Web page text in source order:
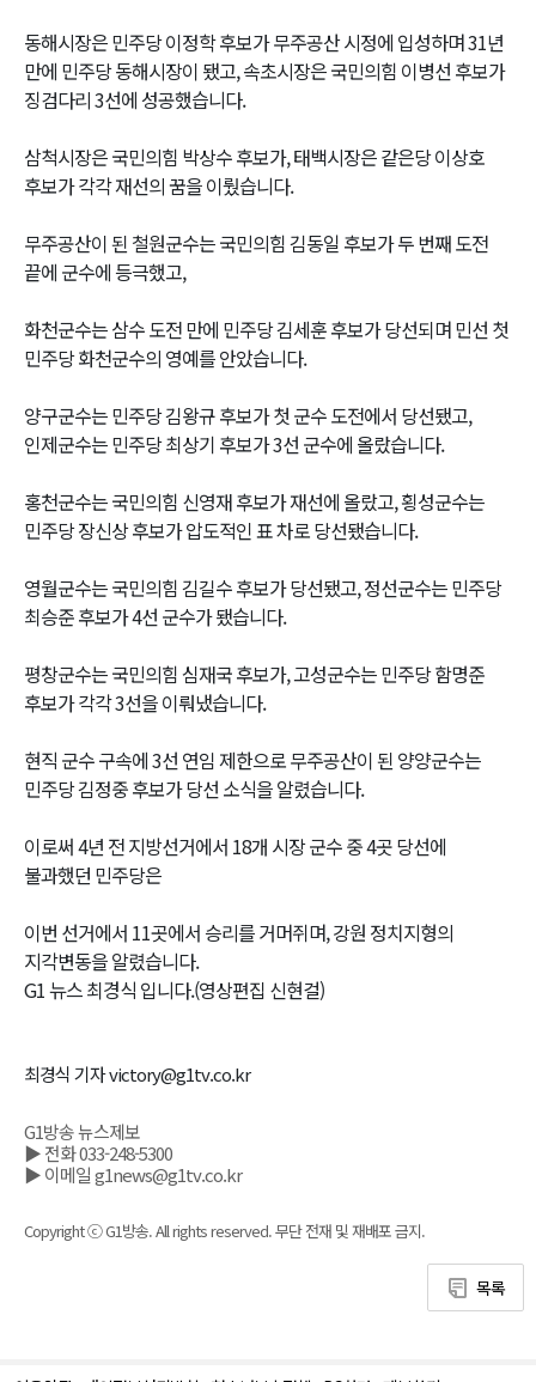
동해시장은 민주당 이정학 후보가 무주공산 시정에 입성하며 31년
만에 민주당 동해시장이 됐고, 속초시장은 국민의힘 이병선 후보가
징검다리 3선에 성공했습니다.
삼척시장은 국민의힘 박상수 후보가, 태백시장은 같은당 이상호
후보가 각각 재선의 꿈을 이뤘습니다.
무주공산이 된 철원군수는 국민의힘 김동일 후보가 두 번째 도전
끝에 군수에 등극했고,
화천군수는 삼수 도전 만에 민주당 김세훈 후보가 당선되며 민선 첫
민주당 화천군수의 영예를 안았습니다.
양구군수는 민주당 김왕규 후보가 첫 군수 도전에서 당선됐고,
인제군수는 민주당 최상기 후보가 3선 군수에 올랐습니다.
홍천군수는 국민의힘 신영재 후보가 재선에 올랐고, 횡성군수는
민주당 장신상 후보가 압도적인 표 차로 당선됐습니다.
영월군수는 국민의힘 김길수 후보가 당선됐고, 정선군수는 민주당
최승준 후보가 4선 군수가 됐습니다.
평창군수는 국민의힘 심재국 후보가, 고성군수는 민주당 함명준
후보가 각각 3선을 이뤄냈습니다.
현직 군수 구속에 3선 연임 제한으로 무주공산이 된 양양군수는
민주당 김정중 후보가 당선 소식을 알렸습니다.
이로써 4년 전 지방선거에서 18개 시장 군수 중 4곳 당선에
불과했던 민주당은
이번 선거에서 11곳에서 승리를 거머쥐며, 강원 정치지형의
지각변동을 알렸습니다.
G1 뉴스 최경식 입니다.(영상편집 신현걸)
최경식 기자 victory@g1tv.co.kr
G1방송 뉴스제보
▶ 전화 033-248-5300
▶ 이메일 g1news@g1tv.co.kr
Copyright ⓒ G1방송. All rights reserved. 무단 전재 및 재배포 금지.
목록